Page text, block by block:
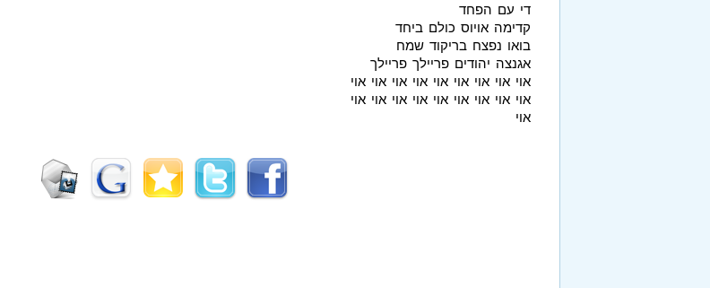
די עם הפחד
קדימה אויוס כולם ביחד
בואו נפצח בריקוד שמח
אגנצה יהודים פריילך פריילך
אוי אוי אוי אוי אוי אוי אוי אוי אוי
אוי אוי אוי אוי אוי אוי אוי אוי אוי
אוי